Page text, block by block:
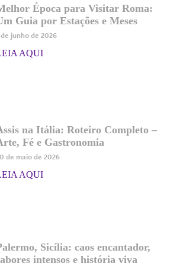
Época para Visitar Roma:
Guia por Estações e Meses
de junho de 2026
AQUI
na Itália: Roteiro Completo –
Fé e Gastronomia
de maio de 2026
AQUI
Sicília: caos encantador,
intensos e história viva